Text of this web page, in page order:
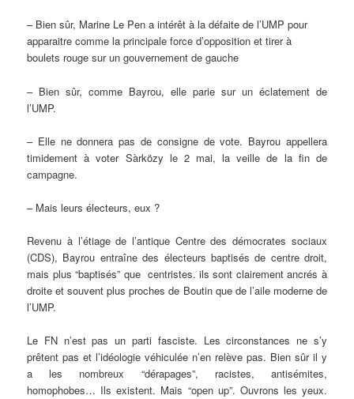
– Bien sûr, Marine Le Pen a intérêt à la défaite de l’UMP pour
apparaitre comme la principale force d’opposition et tirer à
boulets rouge sur un gouvernement de gauche
– Bien sûr, comme Bayrou, elle parie sur un éclatement de
l’UMP.
– Elle ne donnera pas de consigne de vote. Bayrou appellera
timidement à voter Sàrközy le 2 mai, la veille de la fin de
campagne.
– Mais leurs électeurs, eux ?
Revenu à l’étiage de l’antique Centre des démocrates sociaux
(CDS), Bayrou entraîne des électeurs baptisés de centre droit,
mais plus “baptisés” que centristes. ils sont clairement ancrés à
droite et souvent plus proches de Boutin que de l’aile moderne de
l’UMP.
Le FN n’est pas un parti fasciste. Les circonstances ne s’y
prêtent pas et l’idéologie véhiculée n’en relève pas. Bien sûr il y
a les nombreux “dérapages”, racistes, antisémites,
homophobes… Ils existent. Mais “open up”. Ouvrons les yeux.